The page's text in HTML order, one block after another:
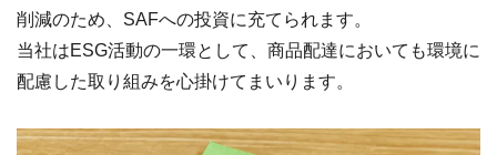
削減のため、SAFへの投資に充てられます。
当社はESG活動の一環として、商品配達においても環境に
配慮した取り組みを心掛けてまいります。